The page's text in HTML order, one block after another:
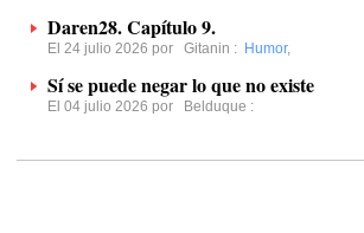
Daren28. Capítulo 9.
El 24 julio 2026 por Gitanin : Humor,
Sí se puede negar lo que no existe
El 04 julio 2026 por Belduque :